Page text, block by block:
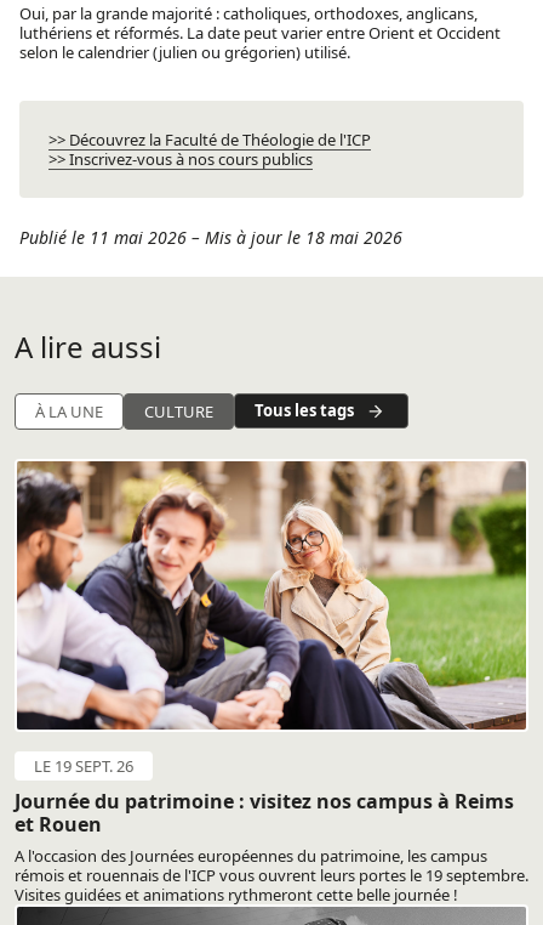
Oui, par la grande majorité : catholiques, orthodoxes, anglicans,
luthériens et réformés. La date peut varier entre Orient et Occident
selon le calendrier (julien ou grégorien) utilisé.
>> Découvrez la Faculté de Théologie de l'ICP
>> Inscrivez-vous à nos cours publics
Publié le 11 mai 2026 – Mis à jour le 18 mai 2026
A lire aussi
À LA UNE CULTURE Tous les tags
LE 19 SEPT. 26
Journée du patrimoine : visitez nos campus à Reims
et Rouen
A l'occasion des Journées européennes du patrimoine, les campus
rémois et rouennais de l'ICP vous ouvrent leurs portes le 19 septembre.
Visites guidées et animations rythmeront cette belle journée !